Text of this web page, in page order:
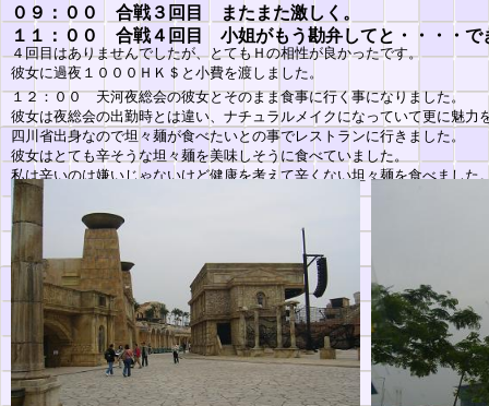
４回目はありませんでしたが、とてもＨの相性が良かったです。
彼女に過夜１０００ＨＫ＄と小費を渡しました。
１２：００ 天河夜総会の彼女とそのまま食事に行く事になりました。
彼女は夜総会の出勤時とは違い、ナチュラルメイクになっていて更に魅力
四川省出身なので坦々麺が食べたいとの事でレストランに行きました。
彼女はとても辛そうな坦々麺を美味しそうに食べていました。
私は辛いのは嫌いじゃないけど健康を考えて辛くない坦々麺を食べました
その後、彼女の上班までデートする事になりました。
０９：００ 合戦３回目 またまた激しく。
１１：００ 合戦４回目 小姐がもう勘弁してと・・・・で